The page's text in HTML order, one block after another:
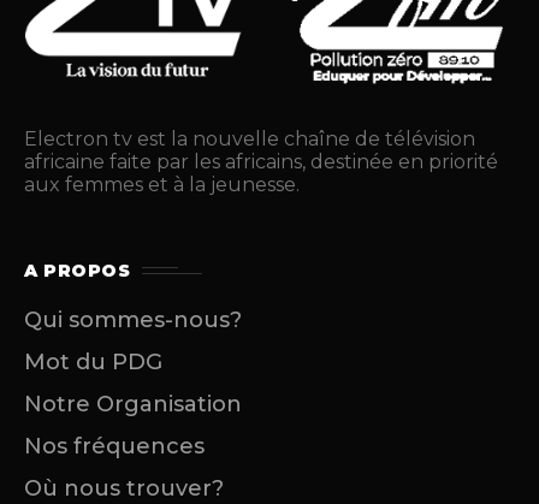
Electron tv est la nouvelle chaîne de télévision
africaine faite par les africains, destinée en priorité
aux femmes et à la jeunesse.
A PROPOS
Qui sommes-nous?
Mot du PDG
Notre Organisation
Nos fréquences
Où nous trouver?